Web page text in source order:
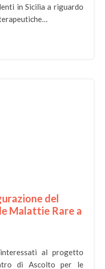
in Sicilia a riguardo
del
Malattie Rare a
al progetto
di Ascolto per le